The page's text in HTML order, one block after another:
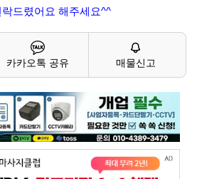
드렸어요 해주세요^^
카카오톡 공유 매물신고